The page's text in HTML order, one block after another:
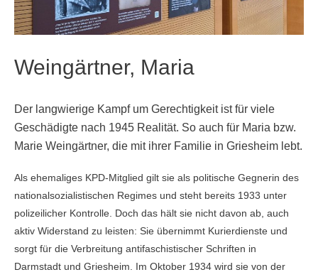
Weingärtner, Maria
Der langwierige Kampf um Gerechtigkeit ist für viele
Geschädigte nach 1945 Realität. So auch für Maria bzw.
Marie Weingärtner, die mit ihrer Familie in Griesheim lebt.
Als ehemaliges KPD-Mitglied gilt sie als politische Gegnerin des
nationalsozialistischen Regimes und steht bereits 1933 unter
polizeilicher Kontrolle. Doch das hält sie nicht davon ab, auch
aktiv Widerstand zu leisten: Sie übernimmt Kurierdienste und
sorgt für die Verbreitung antifaschistischer Schriften in
Darmstadt und Griesheim. Im Oktober 1934 wird sie von der